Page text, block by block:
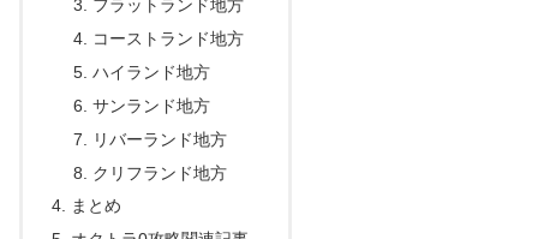
フラットランド地方
コーストランド地方
ハイランド地方
サンランド地方
リバーランド地方
クリフランド地方
まとめ